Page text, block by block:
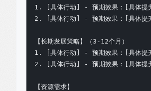
1. [具体行动] - 预期效果：[具体提
2. [具体行动] - 预期效果：[具体提
【长期发展策略】（3-12个月）
1. [具体行动] - 预期效果：[具体提
2. [具体行动] - 预期效果：[具体提
【资源需求】